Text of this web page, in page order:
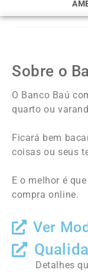
Sobre o
O Banco Baú
quarto ou
Ficará bem
coisas ou seus
E o melhor é
compra online.
Ver
Detalhes